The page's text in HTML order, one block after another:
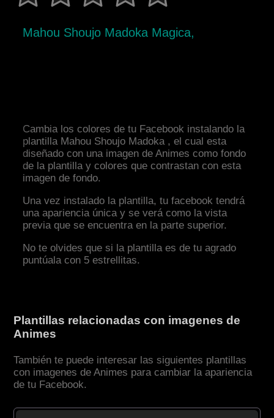
Mahou Shoujo Madoka Magica,
Cambia los colores de tu Facebook instalando la
plantilla Mahou Shoujo Madoka , el cual esta
diseñado con una imagen de Animes como fondo
de la plantilla y colores que contrastan con esta
imagen de fondo.
Una vez instalado la plantilla, tu facebook tendrá
una apariencia única y se verá como la vista
previa que se encuentra en la parte superior.
No te olvides que si la plantilla es de tu agrado
puntúala con 5 estrellitas.
Plantillas relacionadas con imagenes de
Animes
También te puede interesar las siguientes plantillas
con imagenes de Animes para cambiar la apariencia
de tu Facebook.